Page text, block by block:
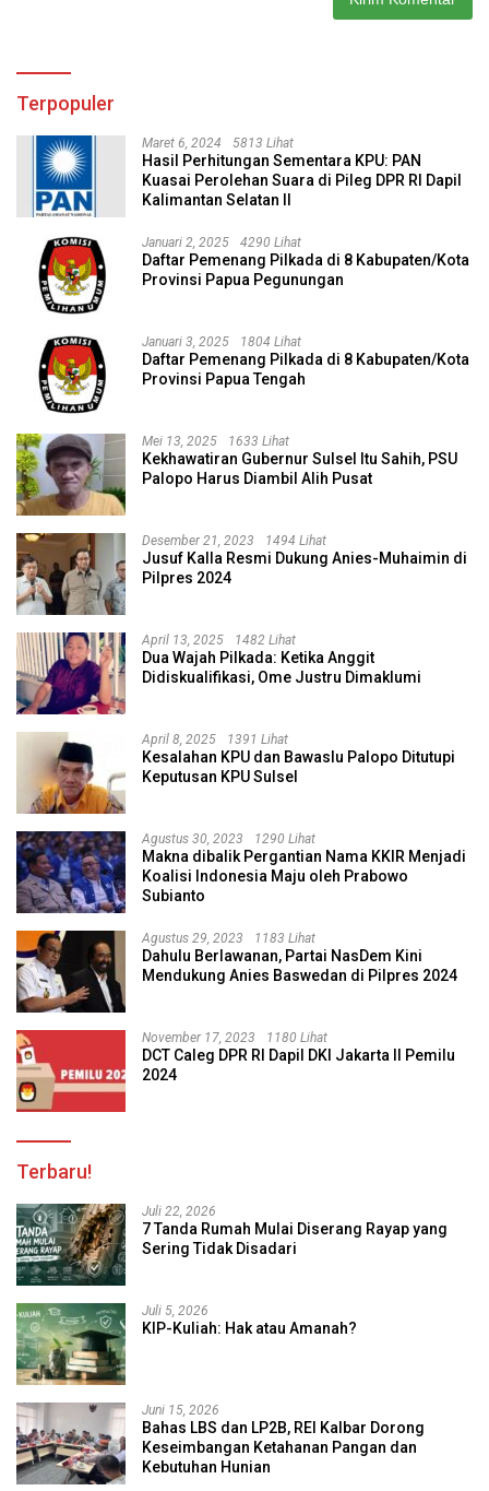
Terpopuler
Maret 6, 2024 5813 Lihat
Hasil Perhitungan Sementara KPU: PAN
Kuasai Perolehan Suara di Pileg DPR RI Dapil
Kalimantan Selatan II
Januari 2, 2025 4290 Lihat
Daftar Pemenang Pilkada di 8 Kabupaten/Kota
Provinsi Papua Pegunungan
Januari 3, 2025 1804 Lihat
Daftar Pemenang Pilkada di 8 Kabupaten/Kota
Provinsi Papua Tengah
Mei 13, 2025 1633 Lihat
Kekhawatiran Gubernur Sulsel Itu Sahih, PSU
Palopo Harus Diambil Alih Pusat
Desember 21, 2023 1494 Lihat
Jusuf Kalla Resmi Dukung Anies-Muhaimin di
Pilpres 2024
April 13, 2025 1482 Lihat
Dua Wajah Pilkada: Ketika Anggit
Didiskualifikasi, Ome Justru Dimaklumi
April 8, 2025 1391 Lihat
Kesalahan KPU dan Bawaslu Palopo Ditutupi
Keputusan KPU Sulsel
Agustus 30, 2023 1290 Lihat
Makna dibalik Pergantian Nama KKIR Menjadi
Koalisi Indonesia Maju oleh Prabowo
Subianto
Agustus 29, 2023 1183 Lihat
Dahulu Berlawanan, Partai NasDem Kini
Mendukung Anies Baswedan di Pilpres 2024
November 17, 2023 1180 Lihat
DCT Caleg DPR RI Dapil DKI Jakarta II Pemilu
2024
Terbaru!
Juli 22, 2026
7 Tanda Rumah Mulai Diserang Rayap yang
Sering Tidak Disadari
Juli 5, 2026
KIP-Kuliah: Hak atau Amanah?
Juni 15, 2026
Bahas LBS dan LP2B, REI Kalbar Dorong
Keseimbangan Ketahanan Pangan dan
Kebutuhan Hunian